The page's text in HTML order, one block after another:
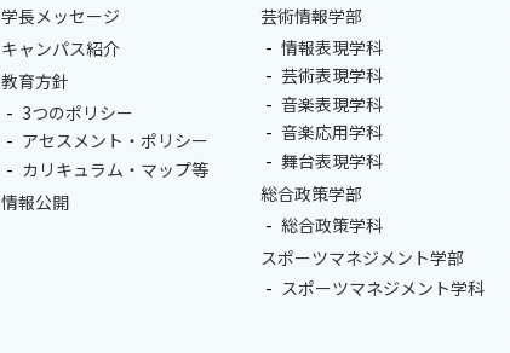
学長メッセージ
キャンパス紹介
教育方針
3つのポリシー
アセスメント・ポリシー
カリキュラム・マップ等
情報公開
芸術情報学部
情報表現学科
芸術表現学科
音楽表現学科
音楽応用学科
舞台表現学科
総合政策学部
総合政策学科
スポーツマネジメント学部
スポーツマネジメント学科